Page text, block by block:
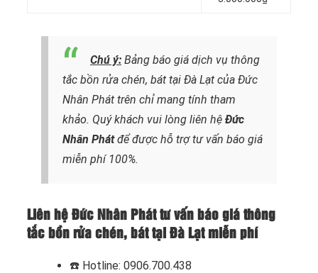
Chú ý: Bảng báo giá dịch vụ thông
tắc bồn rửa chén, bát tại Đà Lạt của Đức
Nhân Phát trên chỉ mang tính tham
khảo. Quý khách vui lòng liên hệ Đức
Nhân Phátđể được hỗ trợ tư vấn báo giá
miễn phí 100%.
Liên hệ Đức Nhân Phát tư vấn báo giá thông
tắc bồn rửa chén, bát tại Đà Lạt miễn phí
☎️ Hotline: 0906.700.438